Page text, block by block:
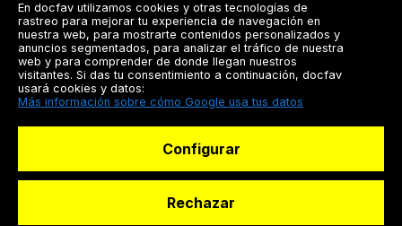
Registrarse
Docfav
En docfav utilizamos cookies y otras tecnologías de
rastreo para mejorar tu experiencia de navegación en
nuestra web, para mostrarte contenidos personalizados y
anuncios segmentados, para analizar el tráfico de nuestra
web y para comprender de donde llegan nuestros
visitantes. Si das tu consentimiento a continuación, docfav
usará cookies y datos:
Más información sobre cómo Google usa tus datos
Configurar
Rechazar